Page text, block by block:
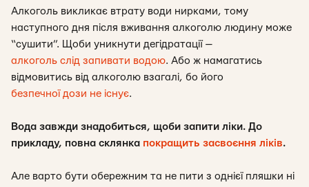
Алкоголь викликає втрату води нирками, тому
наступного дня після вживання алкоголю людину може
“сушити”. Щоби уникнути дегідратації —
алкоголь слід запивати водою. Або ж намагатись
відмовитись від алкоголю взагалі, бо його
безпечної дози не існує.
Вода завжди знадобиться, щоби запити ліки. До
прикладу, повна склянка покращить засвоєння ліків.
Але варто бути обережним та не пити з однієї пляшки ні